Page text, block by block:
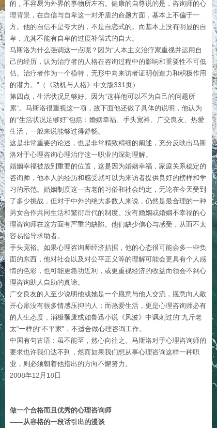
的，不容易为外界的事物所左右。健康的自尊说的是，咨询师的心
理背景，在自信与自卑这一对矛盾的命题方面，基本上不偏于一
方。他的自信不是夸大的，不是自恋式的。而基本上没有明显的自
卑，尤其不能有自卑的过度补偿式的自大。
马斯洛为什么强调这一点呢？因为“人本主义治疗家重视并运用自
己的经历，认为治疗者的人格在咨询过程中的影响和重要性不可低
估。治疗者作为一个模特，无形中向来访者证明创造力和积极作用
的潜力。”（《动机与人格》中文版331页）
第四点，生活状况足够好。因为“这样他可以不为自己的问题所
累”。马斯洛很重视这一项，故下面他还做了具体的说明，他认为
的“生活状况足够好”包括：婚姻幸福、手头宽裕、广交良友、热爱
生活，一般来说能够过得舒畅。
这是非常重要的论述，也是非常精致精细的阐述，充分反映出马斯
洛对于心理咨询心理治疗这一职业的深刻理解。
婚姻幸福被放到重要的位置，这是因为婚姻幸福，家庭关系稳定的
咨询师，他本人的经历和感受就可以为来访者提供良好的榜样和学
习的示范。婚姻制度这一古老的习俗和社会约定，无论在今天受到
了多少挑战，但对于中外的绝大多数人来说，仍然是最合理的一种
男女合作共同生活和繁衍后代的制度。没有婚姻或婚姻不幸福的心
理咨询师在这方面有严重的缺陷。他们缺少信心与感受，从而不太
容易指导求助者。
手头宽裕。如果心理咨询师经济拮据，他的心态很可能会多一些负
面的东西，他对社会以及对公平正义等的理解可能会更具有个人感
情的色彩，也可能更急功近利，或更重视经济的收益而领会不到心
理咨询助人自助的真谛。
广交良友的人至少说明他或她是一个愿意与他人交流，愿意向人敞
开心扉没有很多情感压抑的人；而热爱生活，更是心理咨询师必有
的人生态度，消极颓废或如鲁迅小说《风波》中讽刺过的“九斤老
太”一样的“不平家”，不适合做心理咨询工作。
中国有句古语：虽不能至，然心向往之。马斯洛对于心理咨询师的
要求也许我们达不到，然而如果我们想从事心理咨询这样一种职
业，则必须朝着他指出的方向不懈努力。
2008年12月18日
做一个合格而且优秀的心理咨询师
——从容格的一段话引出的漫谈